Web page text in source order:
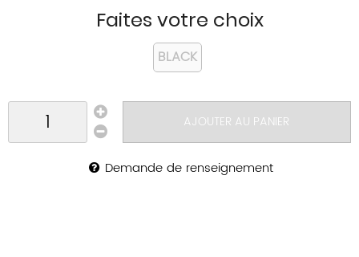
Faites votre choix
BLACK
AJOUTER AU PANIER
Demande de renseignement